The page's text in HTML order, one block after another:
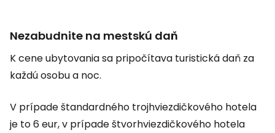
Nezabudnite na mestskú daň
K cene ubytovania sa pripočítava turistická daň za
každú osobu a noc.
V prípade štandardného trojhviezdičkového hotela
je to 6 eur, v prípade štvorhviezdičkového hotela